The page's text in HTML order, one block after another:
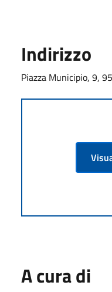
Indirizzo
Piazza Municipio, 9,
A cura di